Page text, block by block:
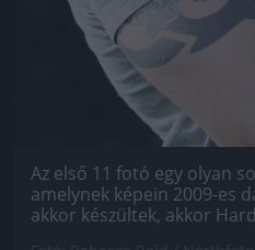
Az első 11 fotó egy olyan
amelynek képein 2009-es
akkor készültek, akkor